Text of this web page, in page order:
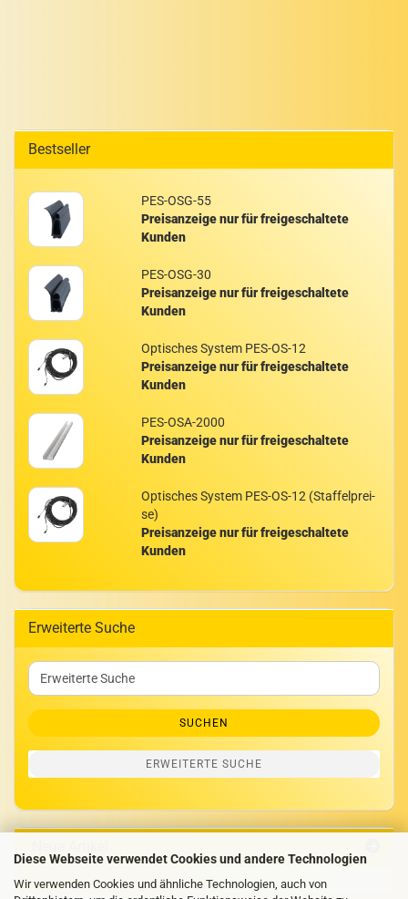
Diese Webseite verwendet Cookies und andere Technologien
Wir verwenden Cookies und ähnliche Technologien, auch von
Bestseller
PES-​OSG-55
Preisanzeige nur für freigeschaltete
Kunden
PES-​OSG-30
Preisanzeige nur für freigeschaltete
Kunden
Op­ti­sches Sys­tem PES-​OS-12
Preisanzeige nur für freigeschaltete
Kunden
PES-​OSA-2000
Preisanzeige nur für freigeschaltete
Kunden
Op­ti­sches Sys­tem PES-​OS-12 (Staf­fel­prei­
se)
Preisanzeige nur für freigeschaltete
Kunden
Erweiterte Suche
Erweiterte
Suche
SUCHEN
ERWEITERTE SUCHE